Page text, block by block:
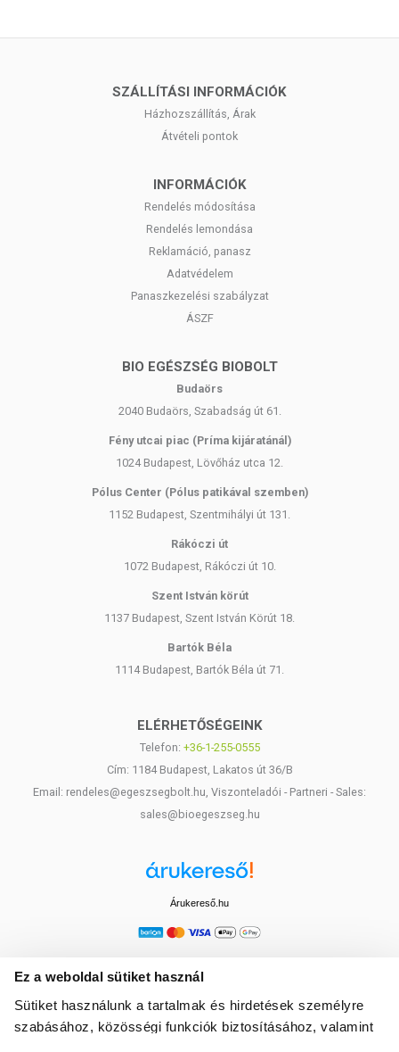
Ez a weboldal sütiket használ
Sütiket használunk a tartalmak és hirdetések személyre
szabásához, közösségi funkciók biztosításához, valamint
SZÁLLÍTÁSI INFORMÁCIÓK
Házhozszállítás, Árak
Átvételi pontok
INFORMÁCIÓK
Rendelés módosítása
Rendelés lemondása
Reklamáció, panasz
Adatvédelem
Panaszkezelési szabályzat
ÁSZF
BIO EGÉSZSÉG BIOBOLT
Budaörs
2040 Budaörs, Szabadság út 61.
Fény utcai piac (Príma kijáratánál)
1024 Budapest, Lövőház utca 12.
Pólus Center (Pólus patikával szemben)
1152 Budapest, Szentmihályi út 131.
Rákóczi út
1072 Budapest, Rákóczi út 10.
Szent István körút
1137 Budapest, Szent István Körút 18.
Bartók Béla
1114 Budapest, Bartók Béla út 71.
ELÉRHETŐSÉGEINK
Telefon: +36-1-255-0555
Cím: 1184 Budapest, Lakatos út 36/B
Email: rendeles@egeszsegbolt.hu, Viszonteladói - Partneri - Sales:
sales@bioegeszseg.hu
Árukereső.hu